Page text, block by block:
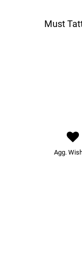
Must
Agg.